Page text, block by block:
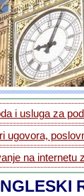
i usluga za
ugovora,
na internetu